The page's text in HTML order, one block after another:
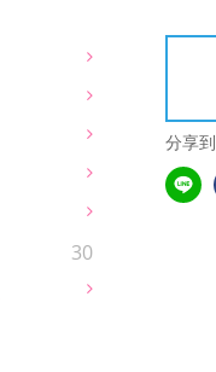
30
分享到